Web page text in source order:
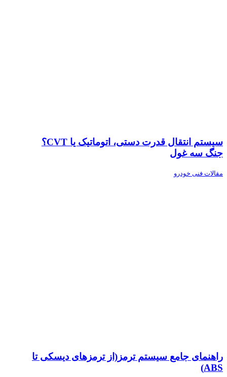
سیستم انتقال قدرت دستی، اتوماتیک یا CVT؟
جنگ سه غول
مقالات فنی خودرو
راهنمای جامع سیستم ترمز(از ترمزهای دیسکی تا
ABS)